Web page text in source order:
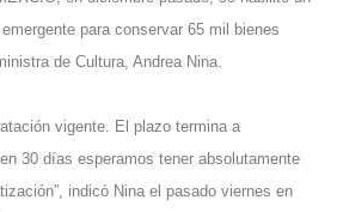
para conservar 65 mil bienes
de Cultura, Andrea Nina.
vigente. El plazo termina a
30 días esperamos tener absolutamente
indicó Nina el pasado viernes en